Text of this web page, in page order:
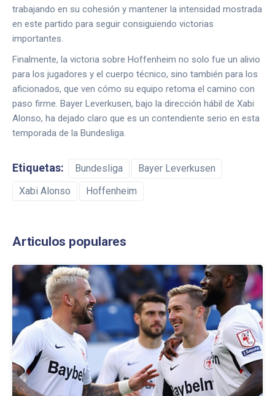
trabajando en su cohesión y mantener la intensidad mostrada
en este partido para seguir consiguiendo victorias
importantes.
Finalmente, la victoria sobre Hoffenheim no solo fue un alivio
para los jugadores y el cuerpo técnico, sino también para los
aficionados, que ven cómo su equipo retoma el camino con
paso firme. Bayer Leverkusen, bajo la dirección hábil de Xabi
Alonso, ha dejado claro que es un contendiente serio en esta
temporada de la Bundesliga.
Etiquetas: Bundesliga
Bayer Leverkusen
Xabi Alonso
Hoffenheim
Articulos populares